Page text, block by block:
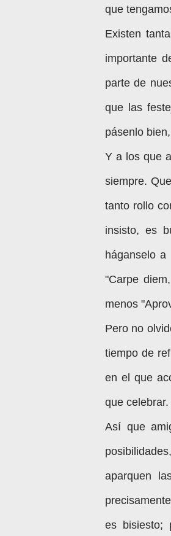
que
Existen
importante
parte de
que las
pásenlo
Y a los que
siempre.
tanto rollo
insisto, es
háganselo
"Carpe
menos
Pero no
tiempo de
en el que
que celebrar.
Así que
aparquen
es bisiesto;